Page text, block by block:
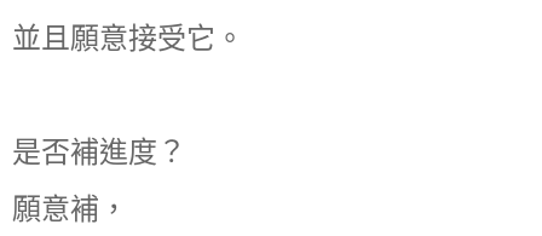
並且願意接受它。
是否補進度？
願意補，